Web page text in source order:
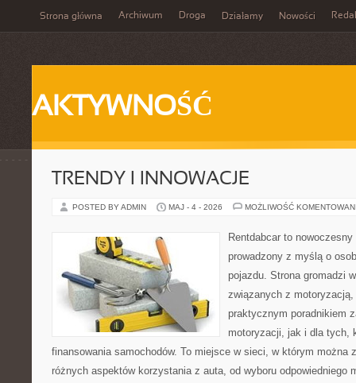
Strona główna Archiwum Droga Działamy Nowości
AKTYWNOŚĆ
TRENDY I INNOWACJE
POSTED BY ADMIN MAJ - 4 - 2026 MOŻLIWOŚĆ
Rentdabcar to
prowadzony z myślą o
pojazdu. Strona gromadzi
związanych z
praktycznym poradnikiem
motoryzacji, jak i dla tych,
finansowania samochodów. To miejsce w sieci, w którym można
różnych aspektów korzystania z auta, od wyboru odpowiedniego